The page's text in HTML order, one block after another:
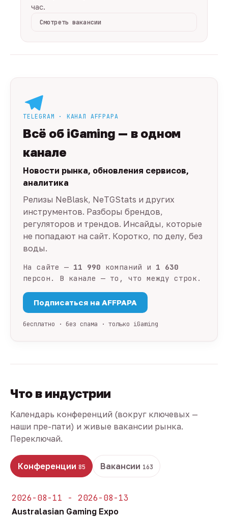
час.
Смотреть вакансии
TELEGRAM · КАНАЛ AFFPAPA
Всё об iGaming — в одном
канале
Новости рынка, обновления сервисов,
аналитика
Релизы NeBlask, NeTGStats и других
инструментов. Разборы брендов,
регуляторов и трендов. Инсайды, которые
не попадают на сайт. Коротко, по делу, без
воды.
На сайте — 11 990 компаний и 1 630
персон. В канале — то, что между строк.
Подписаться на AFFPAPA
бесплатно · без спама · только iGaming
Что в индустрии
Календарь конференций (вокруг ключевых —
наши пре-пати) и живые вакансии рынка.
Переключай.
Конференции 85 Вакансии 163
2026-08-11 - 2026-08-13
Australasian Gaming Expo